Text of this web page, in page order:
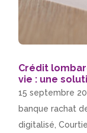
Crédit
vie : une
15 septembre
banque rachat
digitalisé ,